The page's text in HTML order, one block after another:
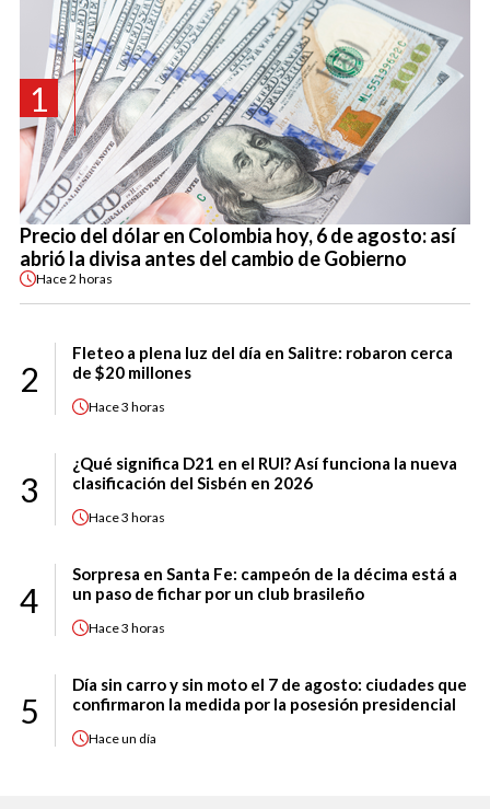
1
Precio del dólar en Colombia hoy, 6 de agosto: así
abrió la divisa antes del cambio de Gobierno
Hace2 horas
2
Fleteo a plena luz del día en Salitre: robaron cerca
de $20 millones
Hace3 horas
3
¿Qué significa D21 en el RUI? Así funciona la nueva
clasificación del Sisbén en 2026
Hace3 horas
4
Sorpresa en Santa Fe: campeón de la décima está a
un paso de fichar por un club brasileño
Hace3 horas
5
Día sin carro y sin moto el 7 de agosto: ciudades que
confirmaron la medida por la posesión presidencial
Haceun día